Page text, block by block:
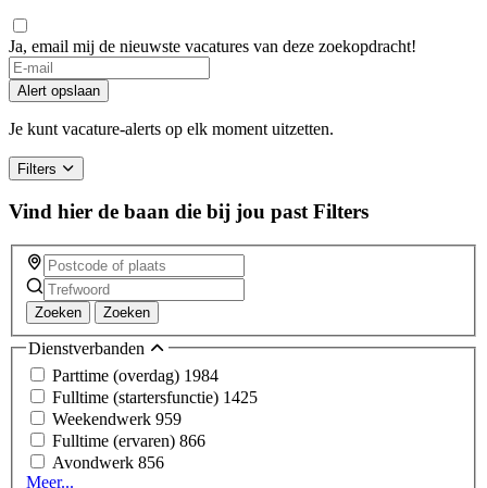
Ja, email mij de nieuwste vacatures van deze zoekopdracht!
If
you
are
a
ignore
this
field
Alert opslaan
Je kunt vacature-alerts op elk moment uitzetten.
Filters
Vind hier de baan die bij jou past Filters
Zoeken Zoeken
Dienstverbanden
Parttime (overdag) 1984
Fulltime (startersfunctie) 1425
Weekendwerk 959
Fulltime (ervaren) 866
Avondwerk 856
Meer...